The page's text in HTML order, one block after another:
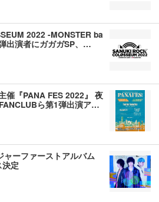
2022 -MONSTER ba
出演者にガガガSP、…
催『PANA FES 2022』 夜
ら第1弾出演ア…
ャーファーストアルバム
決定